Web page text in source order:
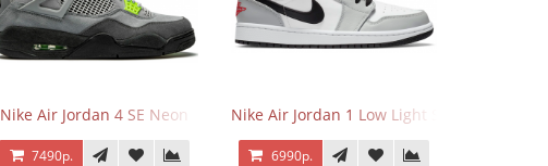
Nike Air Jordan 4 SE Neon
7490р.
Nike Air Jordan 1 Low Light Smoke Grey
6990р.